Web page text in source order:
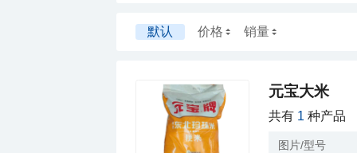
默认 价格 销量
元宝大米
共有 1 种产品
图片/型号